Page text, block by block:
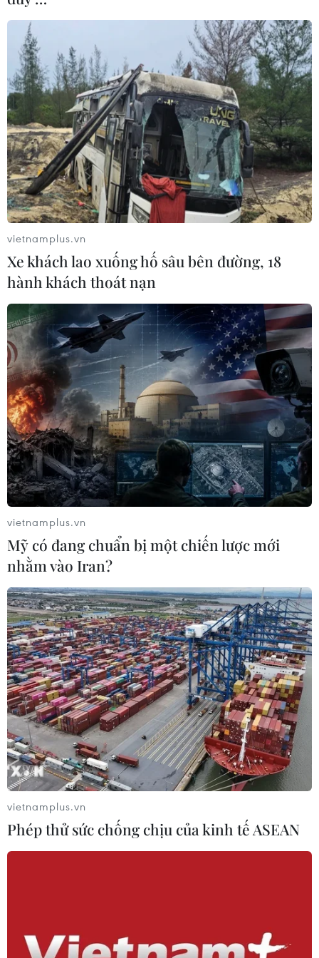
chiến lược mới nhằm vào Iran?
vietnamplus.vn
Xe khách lao xuống hố sâu bên đường, 18
hành khách thoát nạn
vietnamplus.vn
Mỹ có đang chuẩn bị một chiến lược mới
nhằm vào Iran?
vietnamplus.vn
Phép thử sức chống chịu của kinh tế ASEAN